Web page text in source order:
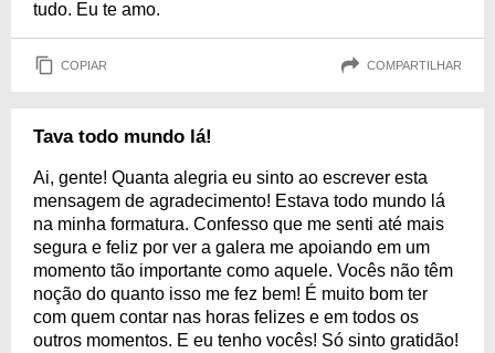
tudo. Eu te amo.
COPIAR COMPARTILHAR
Tava todo mundo lá!
Ai, gente! Quanta alegria eu sinto ao escrever esta
mensagem de agradecimento! Estava todo mundo lá
na minha formatura. Confesso que me senti até mais
segura e feliz por ver a galera me apoiando em um
momento tão importante como aquele. Vocês não têm
noção do quanto isso me fez bem! É muito bom ter
com quem contar nas horas felizes e em todos os
outros momentos. E eu tenho vocês! Só sinto gratidão!